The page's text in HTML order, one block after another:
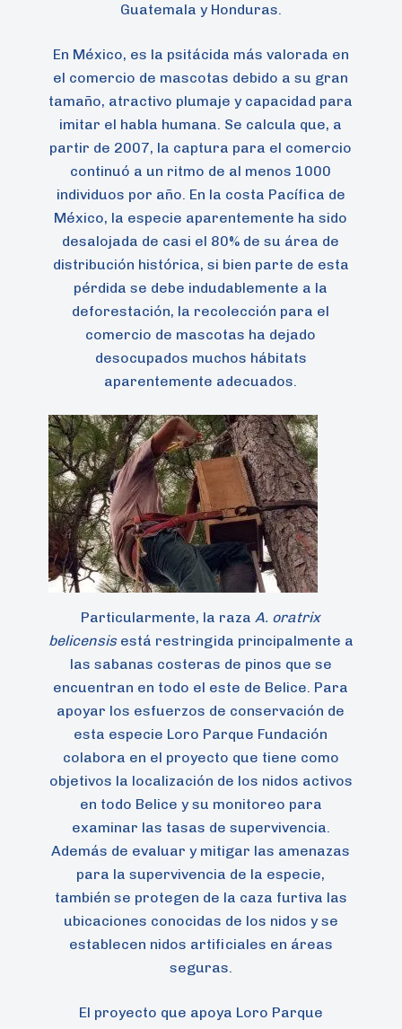
Guatemala y Honduras.
En México, es la psitácida más valorada en
el comercio de mascotas debido a su gran
tamaño, atractivo plumaje y capacidad para
imitar el habla humana. Se calcula que, a
partir de 2007, la captura para el comercio
continuó a un ritmo de al menos 1000
individuos por año. En la costa Pacífica de
México, la especie aparentemente ha sido
desalojada de casi el 80% de su área de
distribución histórica, si bien parte de esta
pérdida se debe indudablemente a la
deforestación, la recolección para el
comercio de mascotas ha dejado
desocupados muchos hábitats
aparentemente adecuados.
Particularmente, la razaA. oratrix
belicensisestá restringida principalmente a
las sabanas costeras de pinos que se
encuentran en todo el este de Belice. Para
apoyar los esfuerzos de conservación de
esta especie Loro Parque Fundación
colabora en el proyecto que tiene como
objetivos la localización de los nidos activos
en todo Belice y su monitoreo para
examinar las tasas de supervivencia.
Además de evaluar y mitigar las amenazas
para la supervivencia de la especie,
también se protegen de la caza furtiva las
ubicaciones conocidas de los nidos y se
establecen nidos artificiales en áreas
seguras.
El proyecto que apoya Loro Parque